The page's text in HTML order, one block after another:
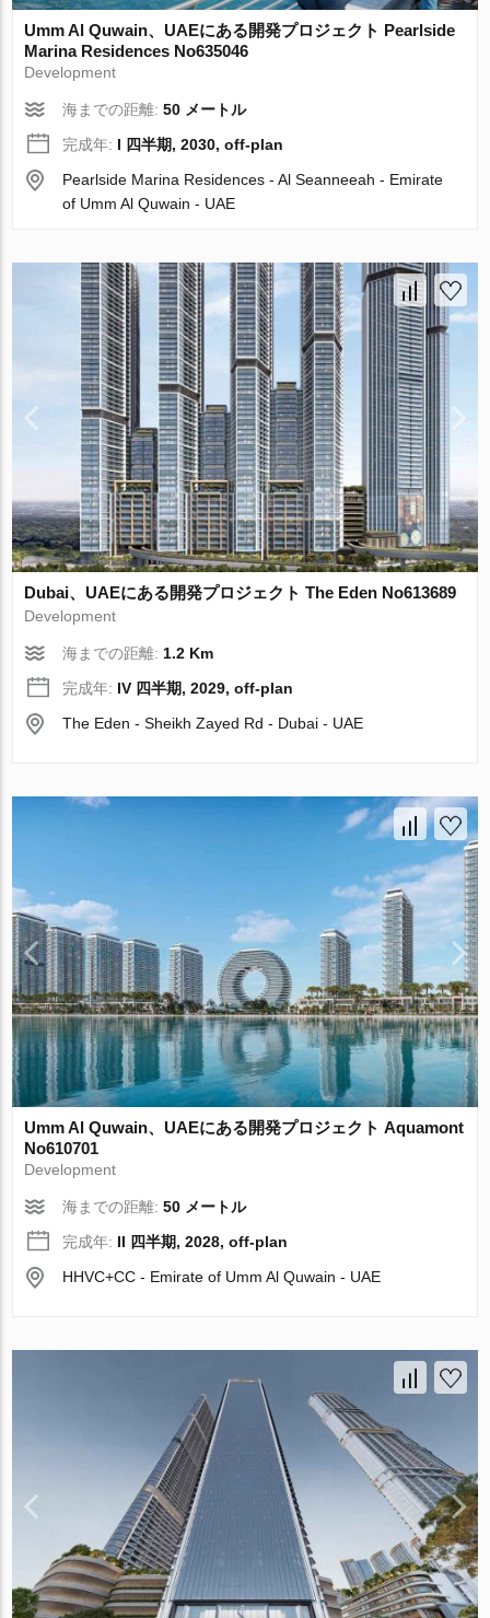
Umm Al Quwain、UAEにある開発プロジェクト Pearlside
Marina Residences No635046
Development
海までの距離:50 メートル
完成年: I 四半期, 2030, off-plan
Pearlside Marina Residences - Al Seanneeah - Emirate
of Umm Al Quwain - UAE
Dubai、UAEにある開発プロジェクト The Eden No613689
Development
海までの距離:1.2 Km
完成年: IV 四半期, 2029, off-plan
The Eden - Sheikh Zayed Rd - Dubai - UAE
Umm Al Quwain、UAEにある開発プロジェクト Aquamont
No610701
Development
海までの距離:50 メートル
完成年: II 四半期, 2028, off-plan
HHVC+CC - Emirate of Umm Al Quwain - UAE